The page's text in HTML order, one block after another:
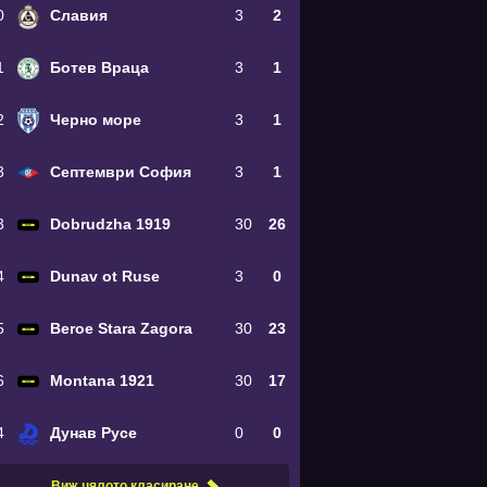
Славия 3 2
Ботев Враца 3 1
Черно море 3 1
Септември София 3 1
Dobrudzha 1919 30 26
Dunav ot Ruse 3 0
Beroe Stara Zagora 30 23
Montana 1921 30 17
Дунав Русе 0 0